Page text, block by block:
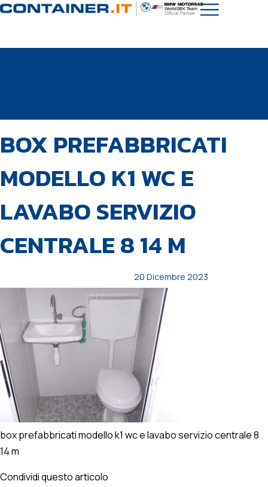
IN:
BOX PREFABBRICATI
MODELLO K1 WC E
LAVABO SERVIZIO
CENTRALE 8 14 M
il:
20 Dicembre 2023
box prefabbricati modello k1 wc e lavabo servizio centrale 8
14 m
Condividi questo articolo